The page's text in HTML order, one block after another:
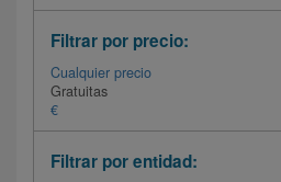
Filtrar por precio:
Cualquier precio
Gratuitas
€
Filtrar por entidad: